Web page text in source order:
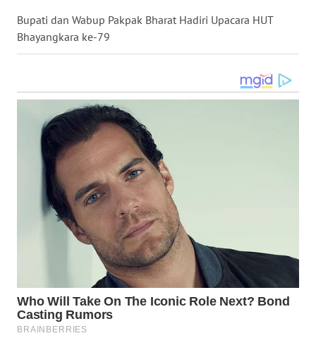
Bupati dan Wabup Pakpak Bharat Hadiri Upacara HUT
Bhayangkara ke-79
WN
KALTARA
KALSEL
WN
KALTIM
SULSEL
WN
SULUT